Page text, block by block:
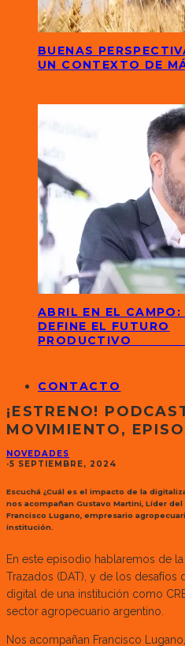
BUENAS
UN CONTEXTO DE
ABRIL EN EL CAMPO:
DEFINE EL FUTURO
CONTACTO
¡ESTRENO!
MOVIMIENTO,
NOVEDADES
·5 SEPTIEMBRE, 2024
Escuchá ¿Cuál es el impacto de la
nos acompañan Gustavo Martini, Líder del
Francisco Lugano, empresario
institución.
En este episodio hablaremos de
Trazados (DAT), y de los desafíos
digital de una institución como
sector agropecuario argentino.
Nos acompañan Francisco